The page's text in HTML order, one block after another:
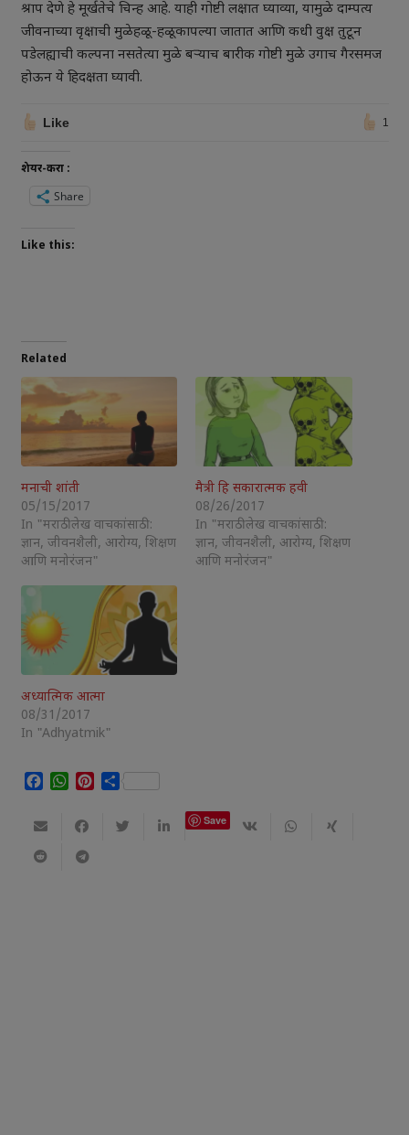
श्राप देणे हे मूर्खतेचे चिन्ह आहे. याही गोष्टी लक्षात घ्याव्या, यामुळे दाम्पत्य
जीवनाच्या वृक्षाची मुळेहळू-हळूकापल्या जातात आणि कधी वुक्ष तुटून
पडेलह्याची कल्पना नसतेत्या मुळे बऱ्याच बारीक गोष्टी मुळे उगाच गैरसमज
होऊन ये हिदक्षता घ्यावी.
Like 1
शेयर-करा :
Share
Like this:
Related
मनाची शांती
05/15/2017
In "मराठी लेख वाचकांसाठी :
ज्ञान, जीवनशैली, आरोग्य, शिक्षण
आणि मनोरंजन"
मैत्री हि सकारात्मक हवी
08/26/2017
In "मराठी लेख वाचकांसाठी :
ज्ञान, जीवनशैली, आरोग्य, शिक्षण
आणि मनोरंजन"
अध्यात्मिक आत्मा
08/31/2017
In "Adhyatmik"
Facebook
WhatsApp
Pinterest
Share
Save